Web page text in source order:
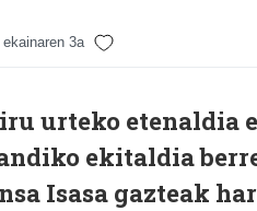
3a
urteko etenaldia
ekitaldia
Isasa gazteak